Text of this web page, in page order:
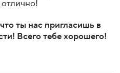
ты нас пригласишь в
Всего тебе хорошего!